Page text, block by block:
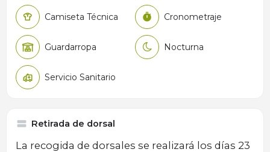
Camiseta Técnica Cronometraje
Guardarropa Nocturna
Servicio Sanitario
Retirada de dorsal
La recogida de dorsales se realizará los días 23